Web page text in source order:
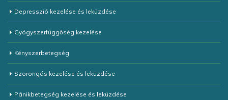
Depresszió kezelése és leküzdése
Gyógyszerfüggőség kezelése
Kényszerbetegség
Szorongás kezelése és leküzdése
Pánikbetegség kezelése és leküzdése